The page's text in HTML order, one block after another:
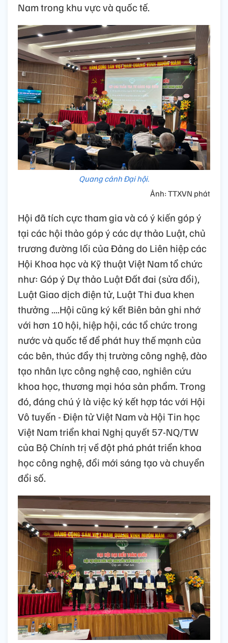
Nam trong khu vực và quốc tế.
Quang cảnh Đại hội.
Ảnh: TTXVN phát
Hội đã tích cực tham gia và có ý kiến góp ý
tại các hội thảo góp ý các dự thảo Luật, chủ
trương đường lối của Đảng do Liên hiệp các
Hội Khoa học và Kỹ thuật Việt Nam tổ chức
như: Góp ý Dự thảo Luật Đất đai (sửa đổi),
Luật Giao dịch điện tử, Luật Thi đua khen
thưởng ....Hội cũng ký kết Biên bản ghi nhớ
với hơn 10 hội, hiệp hội, các tổ chức trong
nước và quốc tế để phát huy thế mạnh của
các bên, thúc đẩy thị trường công nghệ, đào
tạo nhân lực công nghệ cao, nghiên cứu
khoa học, thương mại hóa sản phẩm. Trong
đó, đáng chú ý là việc ký kết hợp tác với Hội
Vô tuyến - Điện tử Việt Nam và Hội Tin học
Việt Nam triển khai Nghị quyết 57-NQ/TW
của Bộ Chính trị về đột phá phát triển khoa
học công nghệ, đổi mới sáng tạo và chuyển
đổi số.